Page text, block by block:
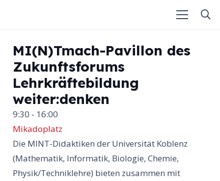
MI(N)Tmach-Pavillon des
Zukunftsforums
Lehrkräftebildung
weiter:denken
9:30 - 16:00
Mikadoplatz
Die MINT-Didaktiken der Universität Koblenz
(Mathematik, Informatik, Biologie, Chemie,
Physik/Techniklehre) bieten zusammen mit